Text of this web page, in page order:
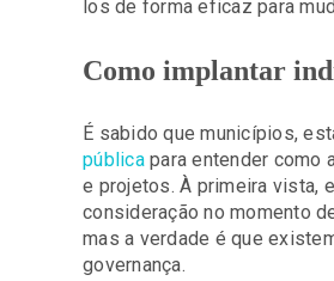
los de forma eficaz para
Como implantar
É sabido que municípios,
públicapara entender como
e projetos. À primeira vista,
consideração no momento
mas a verdade é que
governança.